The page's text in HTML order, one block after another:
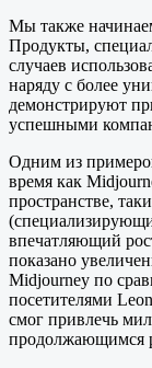
Мы также
Продукты,
случаев
наряду с более
демонстрируют
успешными
Одним из
время как
пространстве,
впечатляющий
показано
Midjourney по
посетителями
смог привлечь
продолжающимся